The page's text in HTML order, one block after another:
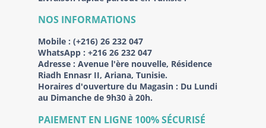
NOS INFORMATIONS
Mobile : (+216) 26 232 047
WhatsApp : +216 26 232 047
Adresse : Avenue l'ère nouvelle, Résidence
Riadh Ennasr II, Ariana, Tunisie.
Horaires d'ouverture du Magasin : Du Lundi
au Dimanche de 9h30 à 20h.
PAIEMENT EN LIGNE 100% SÉCURISÉ